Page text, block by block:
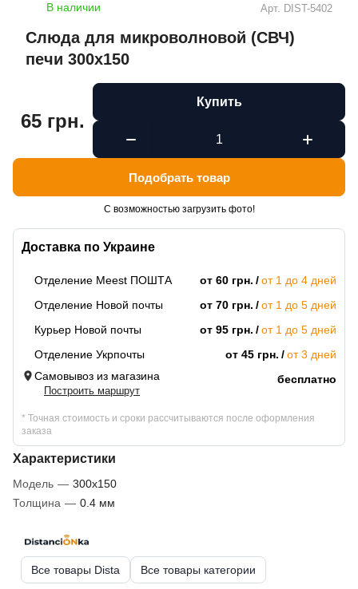
В наличии Арт. DIST-5402
Слюда для микроволновой (СВЧ)
печи 300х150
Доставка по Украине
Отделение Meest ПОШТА от 60 грн.
от 1 до 4 дней
Отделение Новой почты
от 70 грн.
от 1 до 5 дней
Курьер Новой почты
от 95 грн.
от 1 до 5 дней
Отделение Укрпочты
от 45 грн.
от 3 дней
Самовывоз из магазина
Построить маршрут
бесплатно
* Точная стоимость и сроки рассчитываются после оформления
заказа
Характеристики
Модель — 300х150
Толщина — 0.4 мм
65 грн.
Купить
Подобрать товар
С возможностью загрузить фото!
Все товары Dista Все товары категории